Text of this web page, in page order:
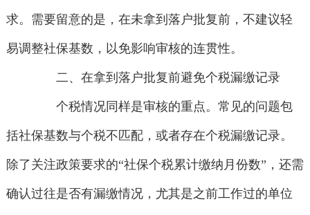
求。需要留意的是，在未拿到落户批复前，不建议轻
易调整社保基数，以免影响审核的连贯性。
二、在拿到落户批复前避免个税漏缴记录
个税情况同样是审核的重点。常见的问题包
括社保基数与个税不匹配，或者存在个税漏缴记录。
除了关注政策要求的“社保个税累计缴纳月份数”，还需
确认过往是否有漏缴情况，尤其是之前工作过的单位